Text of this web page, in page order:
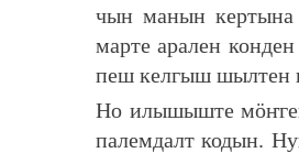
чын манын
марте арален
пеш келгыш
Но илышыште
палемдалт кодын.